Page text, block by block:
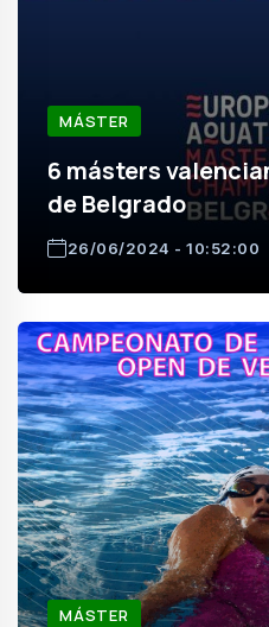
MÁSTER
6 másters
de Belgrado
26/06/2024 - 10:52:00
MÁSTER